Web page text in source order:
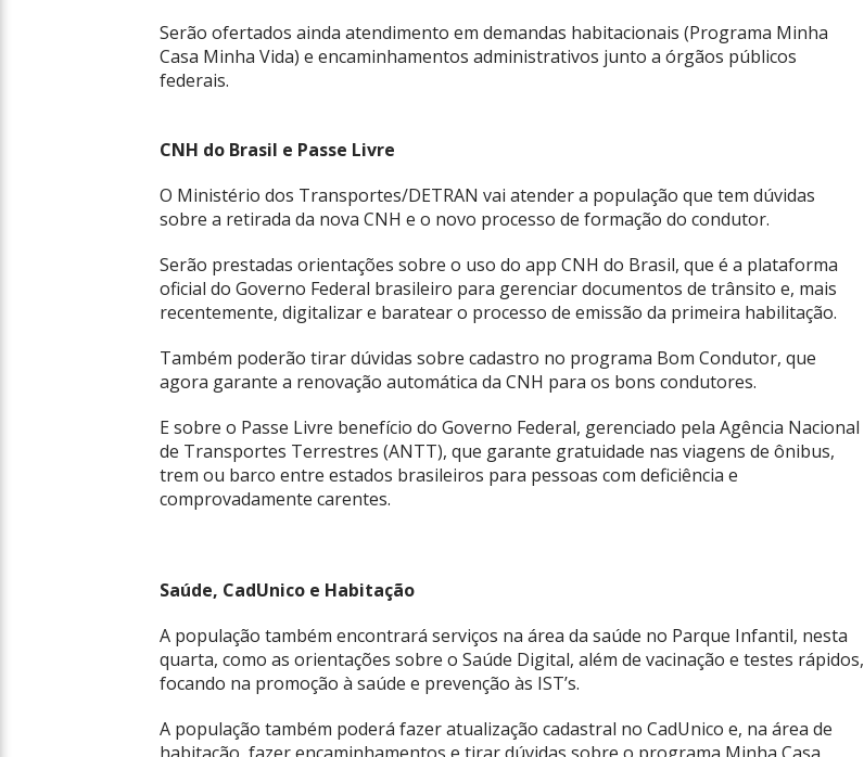
Serão ofertados ainda atendimento em demandas habitacionais (Programa Minha
Casa Minha Vida) e encaminhamentos administrativos junto a órgãos públicos
federais.
CNH do Brasil e Passe Livre
O Ministério dos Transportes/DETRAN vai atender a população que tem dúvidas
sobre a retirada da nova CNH e o novo processo de formação do condutor.
Serão prestadas orientações sobre o uso do app CNH do Brasil, que é a plataforma
oficial do Governo Federal brasileiro para gerenciar documentos de trânsito e, mais
recentemente, digitalizar e baratear o processo de emissão da primeira habilitação.
Também poderão tirar dúvidas sobre cadastro no programa Bom Condutor, que
agora garante a renovação automática da CNH para os bons condutores.
E sobre o Passe Livre benefício do Governo Federal, gerenciado pela Agência Nacional
de Transportes Terrestres (ANTT), que garante gratuidade nas viagens de ônibus,
trem ou barco entre estados brasileiros para pessoas com deficiência e
comprovadamente carentes.
Saúde, CadUnico e Habitação
A população também encontrará serviços na área da saúde no Parque Infantil, nesta
quarta, como as orientações sobre o Saúde Digital, além de vacinação e testes rápidos,
focando na promoção à saúde e prevenção às IST’s.
A população também poderá fazer atualização cadastral no CadUnico e, na área de